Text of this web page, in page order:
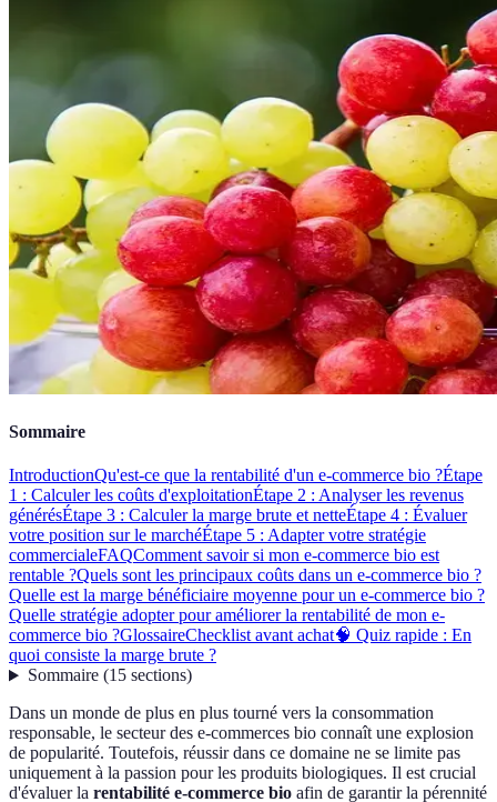
Sommaire
IntroductionQu'est-ce que la rentabilité d'un e-commerce bio ?Étape
1 : Calculer les coûts d'exploitationÉtape 2 : Analyser les revenus
générésÉtape 3 : Calculer la marge brute et netteÉtape 4 : Évaluer
votre position sur le marchéÉtape 5 : Adapter votre stratégie
commercialeFAQComment savoir si mon e-commerce bio est
rentable ?Quels sont les principaux coûts dans un e-commerce bio ?
Quelle est la marge bénéficiaire moyenne pour un e-commerce bio ?
Quelle stratégie adopter pour améliorer la rentabilité de mon e-
commerce bio ?GlossaireChecklist avant achat🧠 Quiz rapide : En
quoi consiste la marge brute ?
Sommaire(15 sections)
Dans un monde de plus en plus tourné vers la consommation
responsable, le secteur des e-commerces bio connaît une explosion
de popularité. Toutefois, réussir dans ce domaine ne se limite pas
uniquement à la passion pour les produits biologiques. Il est crucial
d'évaluer la rentabilité e-commerce bio afin de garantir la pérennité